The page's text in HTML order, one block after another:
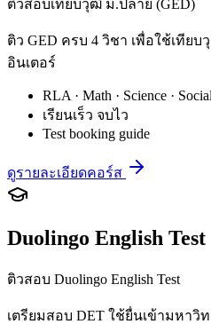
ติวสอบเทียบวุฒิ ม.ปลาย (GED)
ติว GED ครบ 4 วิชา เพื่อใช้เทีย
อินเตอร์
RLA · Math · Science · Social
เรียนเร็ว จบไว
Test booking guide
ดูรายละเอียดคอร์ส
Duolingo English Test
ติวสอบ Duolingo English Test
เตรียมสอบ DET ใช้ยื่นเข้ามหาวิ